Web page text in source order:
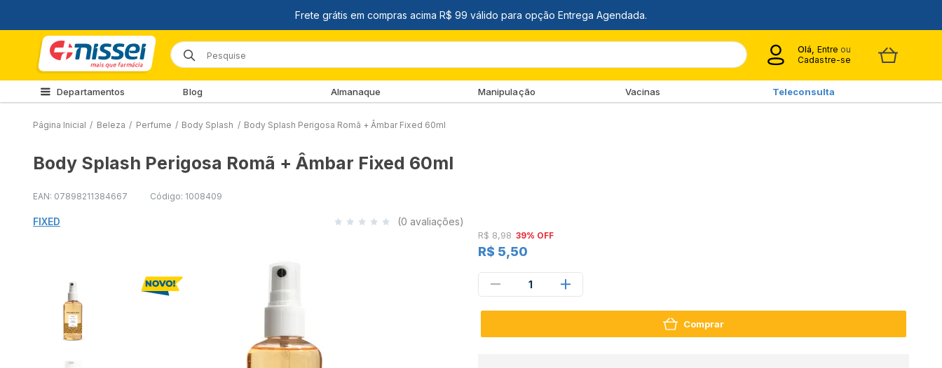
Olá, Entre ou
Cadastre-se
Departamentos Blog Almanaque Manipulação Vacinas Teleconsulta
Página Inicial / Beleza / Perfume / Body Splash / Body Splash Perigosa Romã + Âmbar Fixed 60ml
Body Splash Perigosa Romã + Âmbar Fixed 60ml
EAN: 07898211384667 Código: 1008409
FIXED (0 avaliações)
R$ 8,98 39% OFF
R$ 5,50
1
Comprar